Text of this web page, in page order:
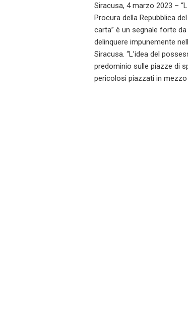
Siracusa, 4 marzo 2023 –
Procura della Repubblica
carta” è un segnale forte
delinquere impunemente
Siracusa. “L’idea del
predominio sulle piazze di
pericolosi piazzati in